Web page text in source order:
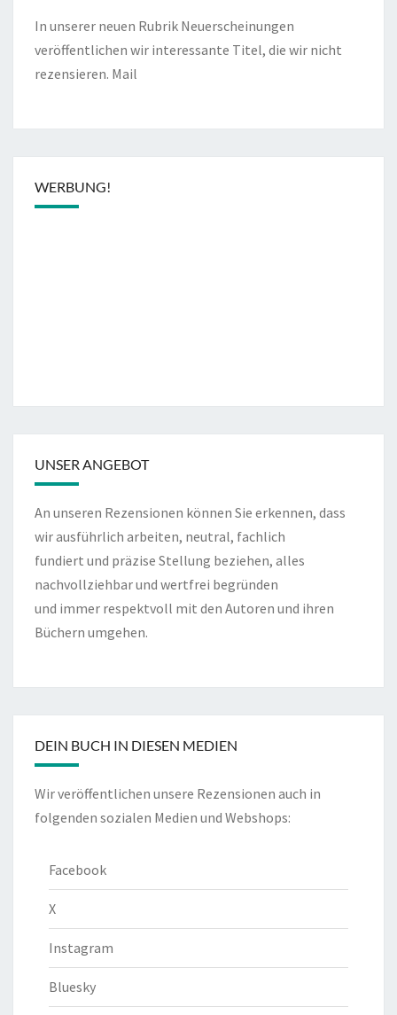
In unserer neuen Rubrik Neuerscheinungen
veröffentlichen wir interessante Titel, die wir nicht
rezensieren. Mail
WERBUNG!
UNSER ANGEBOT
An unseren Rezensionen können Sie erkennen, dass
wir ausführlich arbeiten, neutral, fachlich
fundiert und präzise Stellung beziehen, alles
nachvollziehbar und wertfrei begründen
und immer respektvoll mit den Autoren und ihren
Büchern umgehen.
DEIN BUCH IN DIESEN MEDIEN
Wir veröffentlichen unsere Rezensionen auch in
folgenden sozialen Medien und Webshops:
Facebook
X
Instagram
Bluesky